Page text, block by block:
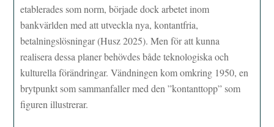
etablerades som norm, började dock arbetet inom
bankvärlden med att utveckla nya, kontantfria,
betalningslösningar (Husz 2025). Men för att kunna
realisera dessa planer behövdes både teknologiska och
kulturella förändringar. Vändningen kom omkring 1950, en
brytpunkt som sammanfaller med den ”kontanttopp” som
figuren illustrerar.